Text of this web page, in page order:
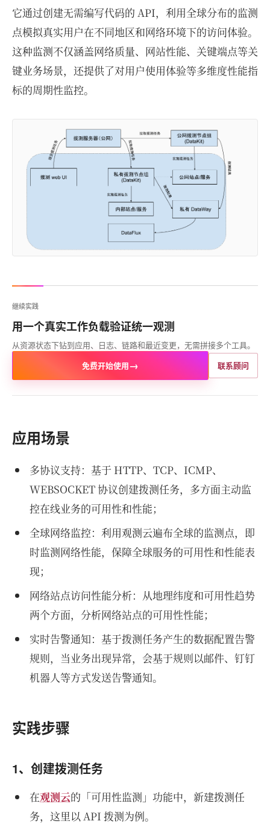
它通过创建无需编写代码的 API，利用全球分布的监测
点模拟真实用户在不同地区和网络环境下的访问体验。
这种监测不仅涵盖网络质量、网站性能、关键端点等关
键业务场景，还提供了对用户使用体验等多维度性能指
标的周期性监控。
继续实践
用一个真实工作负载验证统一观测
从资源状态下钻到应用、日志、链路和最近变更，无需拼接多个工具。
免费开始使用→ 联系顾问
应用场景
多协议支持：基于 HTTP、TCP、ICMP、
WEBSOCKET 协议创建拨测任务，多方面主动监
控在线业务的可用性和性能；
全球网络监控：利用观测云遍布全球的监测点，即
时监测网络性能，保障全球服务的可用性和性能表
现；
网络站点访问性能分析：从地理纬度和可用性趋势
两个方面，分析网络站点的可用性性能；
实时告警通知：基于拨测任务产生的数据配置告警
规则，当业务出现异常，会基于规则以邮件、钉钉
机器人等方式发送告警通知。
实践步骤
1、创建拨测任务
在观测云的「可用性监测」功能中，新建拨测任
务，这里以 API 拨测为例。